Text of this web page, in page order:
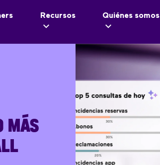
Recursos Quiénes somos
MÁS